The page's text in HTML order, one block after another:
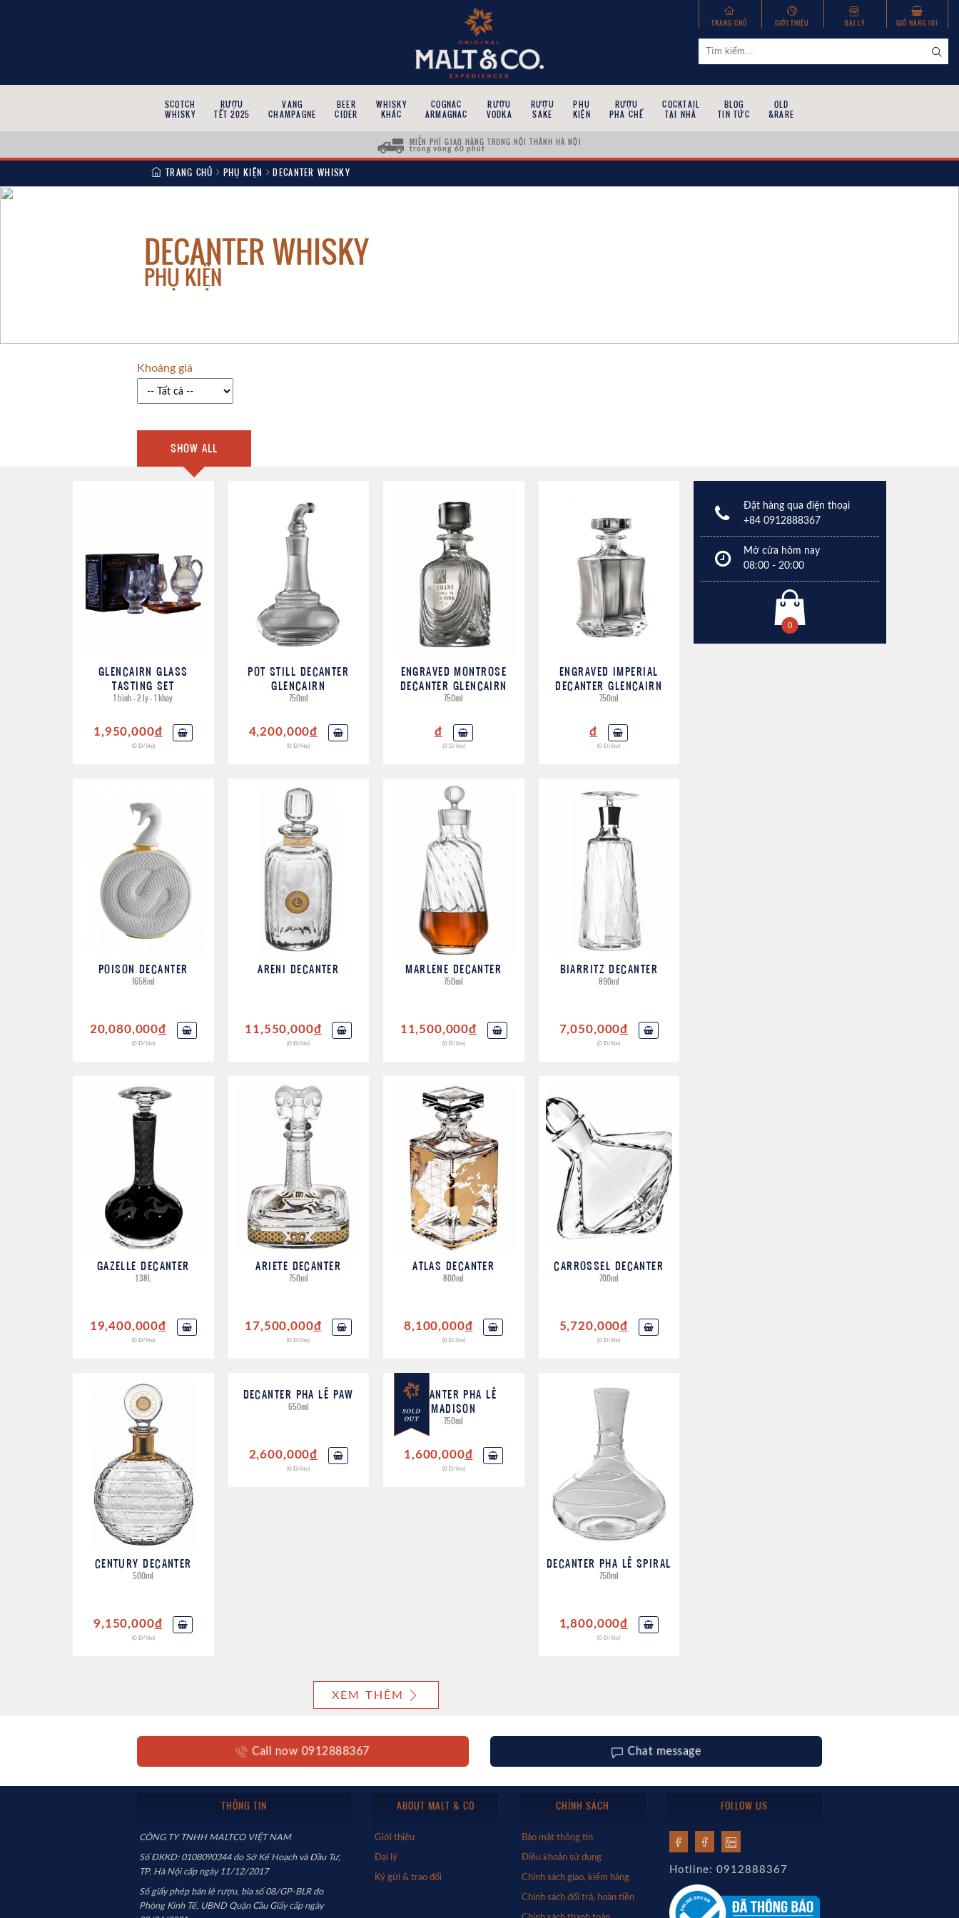
TRANG CHỦ GIỚI THIỆU ĐẠI LÝ GIỎ HÀNG (0)
SCOTCH
WHISKY
RƯỢU
TẾT 2025
VANG
CHAMPAGNE
BEER
CIDER
WHISKY
KHÁC
COGNAC
ARMAGNAC
RƯỢU
VODKA
RƯỢU
SAKE
PHỤ
KIỆN
RƯỢU
PHA CHẾ
COCKTAIL
TẠI NHÀ
BLOG
TIN TỨC
OLD
&RARE
MIỄN PHÍ GIAO HÀNG TRONG NỘI THÀNH HÀ NỘI
trong vòng 60 phút
TRANG CHỦ PHỤ KIỆN DECANTER WHISKY
DECANTER WHISKY
PHỤ KIỆN
Khoảng giá
SHOW ALL
GLENCAIRN GLASS
TASTING SET
1 bình - 2 ly - 1 khay
1,950,000đ
(0 Đ/lite)
POT STILL DECANTER
GLENCAIRN
750ml
4,200,000đ
(0 Đ/lite)
ENGRAVED MONTROSE
DECANTER GLENCAIRN
750ml
đ
(0 Đ/lite)
ENGRAVED IMPERIAL
DECANTER GLENCAIRN
750ml
đ
(0 Đ/lite)
POISON DECANTER
1658ml
20,080,000đ
(0 Đ/lite)
ARENI DECANTER
11,550,000đ
(0 Đ/lite)
MARLENE DECANTER
750ml
11,500,000đ
(0 Đ/lite)
BIARRITZ DECANTER
890ml
7,050,000đ
(0 Đ/lite)
GAZELLE DECANTER
1.38L
19,400,000đ
(0 Đ/lite)
ARIETE DECANTER
750ml
17,500,000đ
(0 Đ/lite)
ATLAS DECANTER
800ml
8,100,000đ
(0 Đ/lite)
CARROSSEL DECANTER
700ml
5,720,000đ
(0 Đ/lite)
CENTURY DECANTER
500ml
9,150,000đ
(0 Đ/lite)
DECANTER PHA LÊ PAW
650ml
2,600,000đ
(0 Đ/lite)
DECANTER PHA LÊ
MADISON
750ml
1,600,000đ
(0 Đ/lite)
DECANTER PHA LÊ SPIRAL
750ml
1,800,000đ
(0 Đ/lite)
XEM THÊM
Đặt hàng qua điện thoại
+84 0912888367
Mở cửa hôm nay
08:00 - 20:00
0
Call now 0912888367 Chat message
THÔNG TIN
CÔNG TY TNHH MALTCO VIỆT NAM
Số ĐKKD: 0108090344 do Sở Kế Hoạch và Đầu Tư,
TP. Hà Nội cấp ngày 11/12/2017
Số giấy phép bán lẻ rượu, bia số 08/GP-BLR do
Phòng Kinh Tế, UBND Quận Cầu Giấy cấp ngày
ABOUT MALT & CO
Giới thiệu
Đại lý
Ký gửi & trao đổi
CHÍNH SÁCH
Bảo mật thông tin
Điều khoản sử dụng
Chính sách giao, kiểm hàng
Chính sách đổi trả, hoàn tiền
FOLLOW US
Hotline: 0912888367